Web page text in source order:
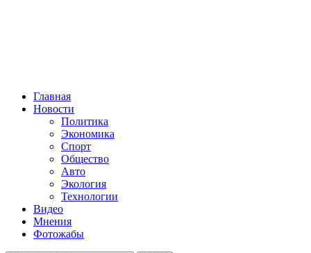
Главная
Новости
Политика
Экономика
Спорт
Общество
Авто
Экология
Технологии
Видео
Мнения
Фотожабы